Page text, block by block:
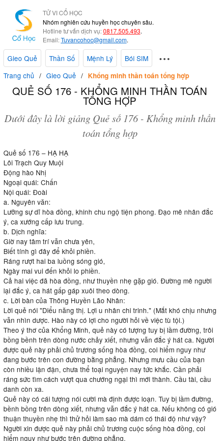
TỬ VI CỔ HỌC
Nhóm nghiên cứu huyền học chuyên sâu.
Hotline tư vấn dịch vụ:0817.505.493.
Email:Tuvancohoc@gmail.com.
Gieo Quẻ Thần Số Mệnh Lý
Bói SIM
Trang chủ
Gieo Quẻ Khổng minh thần toán tổng hợp
QUẺ SỐ 176 - KHỔNG MINH THẦN TOÁN
TỔNG HỢP
Dưới đây là lời giảng Quẻ số 176 - Khổng minh thần
toán tổng hợp
Quẻ số 176 – HẠ HẠ
Lôi Trạch Quy Muội
Động hào Nhị
Ngoại quái: Chấn
Nội quái: Đoài
a. Nguyên văn:
Lưỡng sự dĩ hòa đồng, khinh chu ngộ tiện phong. Đạo mê nhân đắc
ý, ca xướng cấp lưu trung.
b. Dịch nghĩa:
Giờ nay tâm trí vẫn chưa yên,
Biết tính gì đây để khỏi phiền.
Ráng rượt hai ba luồng sóng gió,
Ngày mai vui đến khỏi lo phiền.
Cả hai việc đã hòa đồng, như thuyền nhẹ gặp gió. Đường mê người
lại đắc ý, ca hát gấp gáp xuôi theo dòng.
c. Lời bàn của Thông Huyền Lão Nhân:
Lời quẻ nói "Diểu năng thị. Lợi u nhân chi trinh." (Mắt khó chịu nhưng
vẫn nhìn dược. Hào này có lợi cho người hỏi về việc tù tội.)
Theo ý thơ của Khổng Minh, quẻ này có tượng tuy bị lầm đường, trôi
bồng bềnh trên dòng nước chảy xiết, nhưng vẫn đắc ý hát ca. Người
được quẻ này phải chủ trương sống hòa đồng, coi hiểm nguy như
đang bước trên con đường bằng phẳng. Nhưng mưu cầu của bạn
còn nhiều lận đận, chưa thể toại nguyện nay tức khắc. Cần phải
ráng sức tìm cách vượt qua chướng ngại thì mới thành. Cầu tài, cầu
danh còn xa.
Quẻ này có cái tượng nói cười mà định được loạn. Tuy bị lầm đường,
bềnh bồng trên dòng xiết, nhưng vẫn đắc ý hát ca. Nếu không có gió
thuận thuyền nhẹ thì thử hỏi làm sao mà dám có thái độ như vậy?
Người xin được quẻ này phải chủ trương cuộc sống hòa đồng, coi
hiểm nguy như bước trên đường phẳng.